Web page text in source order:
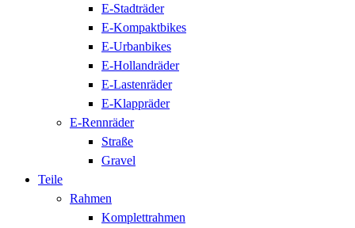
E-Stadträder
E-Kompaktbikes
E-Urbanbikes
E-Hollandräder
E-Lastenräder
E-Klappräder
E-Rennräder
Straße
Gravel
Teile
Rahmen
Komplettrahmen